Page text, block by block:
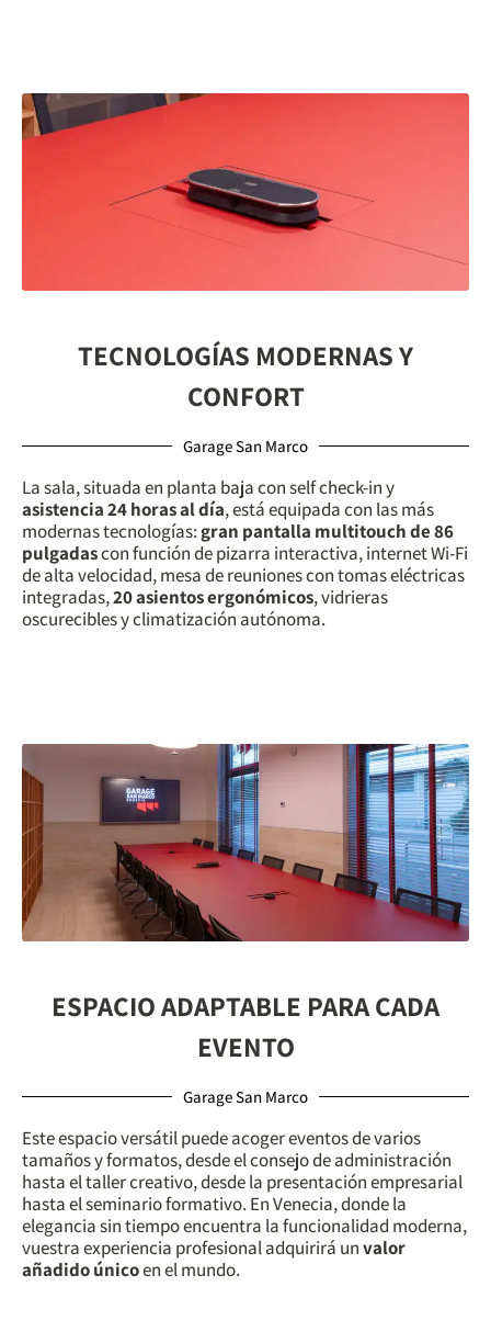
TECNOLOGÍAS MODERNAS Y
CONFORT
Garage San Marco
La sala, situada en planta baja con self check-in y
asistencia 24 horas al día, está equipada con las más
modernas tecnologías: gran pantalla multitouch de 86
pulgadascon función de pizarra interactiva, internet Wi-Fi
de alta velocidad, mesa de reuniones con tomas eléctricas
integradas,20 asientos ergonómicos, vidrieras
oscurecibles y climatización autónoma.
ESPACIO ADAPTABLE PARA CADA
EVENTO
Garage San Marco
Este espacio versátil puede acoger eventos de varios
tamaños y formatos, desde el consejo de administración
hasta el taller creativo, desde la presentación empresarial
hasta el seminario formativo. En Venecia, donde la
elegancia sin tiempo encuentra la funcionalidad moderna,
vuestra experiencia profesional adquirirá unvalor
añadido únicoen el mundo.